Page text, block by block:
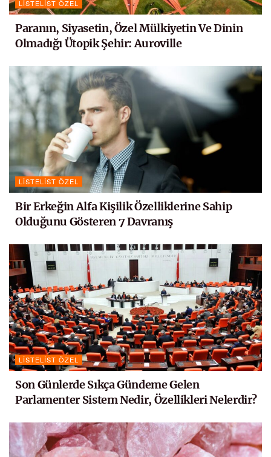
LISTELIST ÖZEL
Paranın, Siyasetin, Özel Mülkiyetin Ve Dinin
Olmadığı Ütopik Şehir: Auroville
LISTELIST ÖZEL
Bir Erkeğin Alfa Kişilik Özelliklerine Sahip
Olduğunu Gösteren 7 Davranış
LISTELIST ÖZEL
Son Günlerde Sıkça Gündeme Gelen
Parlamenter Sistem Nedir, Özellikleri Nelerdir?